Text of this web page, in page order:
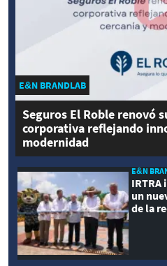
E&N BRANDLAB
Seguros El Roble renovó
corporativa reflejando
modernidad
E&N
IRTRA
un
de la